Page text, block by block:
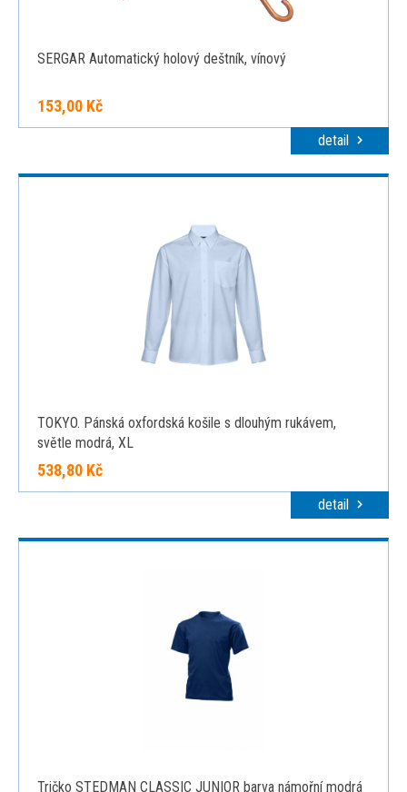
SERGAR Automatický holový deštník, vínový
153,00 Kč
detail
TOKYO. Pánská oxfordská košile s dlouhým rukávem,
světle modrá, XL
538,80 Kč
detail
Tričko STEDMAN CLASSIC JUNIOR barva námořní modrá